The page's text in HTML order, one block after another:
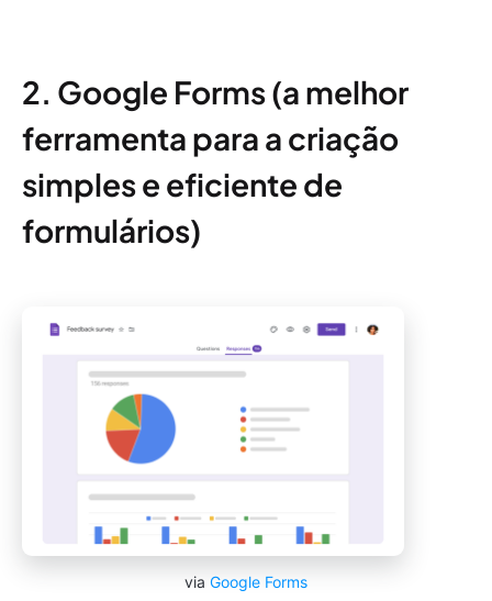
2. Google Forms (a melhor
ferramenta para a criação
simples e eficiente de
formulários)
via Google Forms